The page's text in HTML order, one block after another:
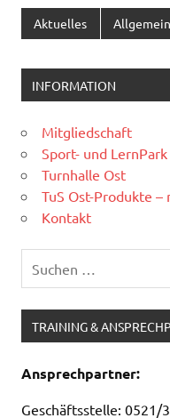
Aktuelles Allgemein
INFORMATION
Mitgliedschaft
Sport- und LernPark
Turnhalle Ost
TuS Ost-Produkte –
Kontakt
TRAINING &
Ansprechpartner:
Geschäftsstelle: 0521/